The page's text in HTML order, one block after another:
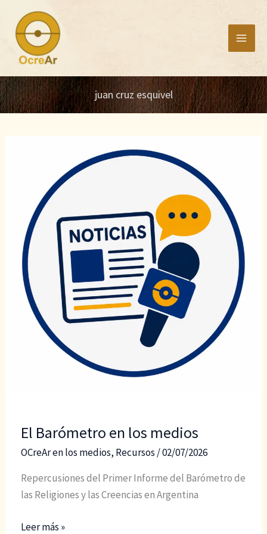
contenido
juan cruz esquivel
El Barómetro en los medios
OCreAr en los medios, Recursos /02/07/2026
Repercusiones del Primer Informe del Barómetro de
las Religiones y las Creencias en Argentina
El
Leer más »